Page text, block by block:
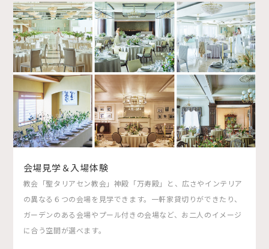
会場見学＆入場体験
教会「聖タリアセン教会」神殿「万寿殿」と、広さやインテリア
の異なる６つの会場を見学できます。一軒家貸切りができたり、
ガーデンのある会場やプール付きの会場など、お二人のイメージ
に合う空間が選べます。